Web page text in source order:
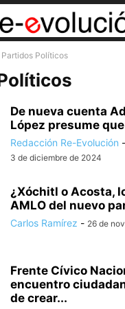
Partidos Políticos
De nueva cuenta
López presume
Redacción Re-Evolución -
3 de diciembre de 2024
¿Xóchitl o Acosta,
AMLO del nuevo
Carlos Ramírez - 26 de
Frente Cívico
encuentro
de crear...